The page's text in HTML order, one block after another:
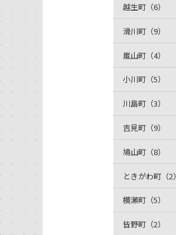
越生町（6）
滑川町（9）
嵐山町（4）
小川町（5）
川島町（3）
吉見町（9）
鳩山町（8）
ときがわ町（2）
横瀬町（5）
皆野町（2）